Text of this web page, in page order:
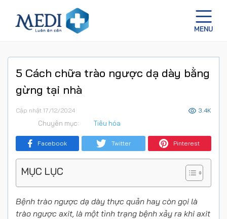
5 Cách chữa trào ngược dạ dày bằng
gừng tại nhà
Cập nhật 17/12/2024 3.4K
Chuyên mục: Tiêu hóa
Facebook Twitter Pinterest
MỤC LỤC
Bệnh trào ngược dạ dày thực quản hay còn gọi là
trào ngược axit, là một tình trạng bệnh xảy ra khi axit